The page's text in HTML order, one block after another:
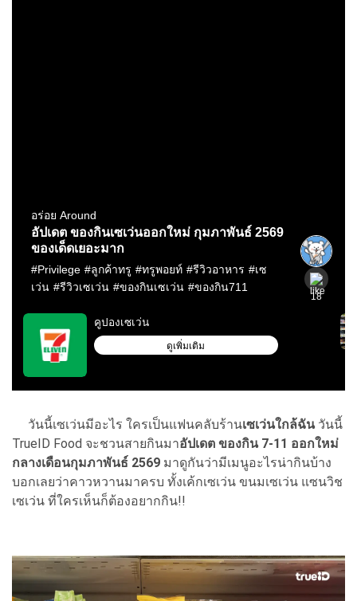
วันนี้เซเว่นมีอะไร ใครเป็นแฟนคลับร้านเซเว่นใกล้ฉันวันนี้
TrueID Food จะชวนสายกินมาอัปเดต ของกิน 7-11 ออกใหม่
กลางเดือนกุมภาพันธ์ 2569 มาดูกันว่ามีเมนูอะไรน่ากินบ้าง
บอกเลยว่าคาวหวานมาครบ ทั้งเค้กเซเว่น ขนมเซเว่น แซนวิช
เซเว่น ที่ใครเห็นก็ต้องอยากกิน!!